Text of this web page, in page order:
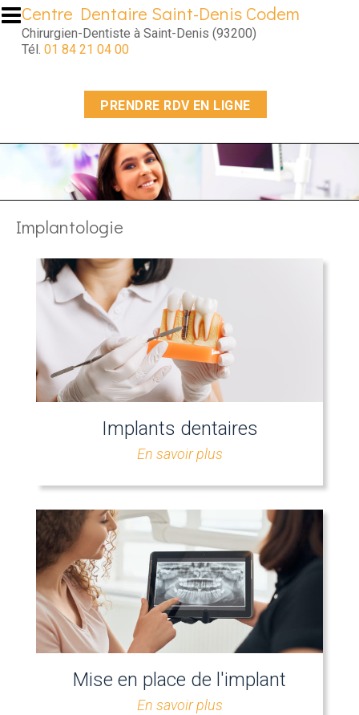
Aller au contenu principal
Centre Dentaire Saint-Denis Codem
Chirurgien-Dentiste à Saint-Denis (93200)
Tél.01 84 21 04 00
PRENDRE RDV EN LIGNE
Implantologie
Implants dentaires
En savoir plus
Mise en place de l'implant
En savoir plus